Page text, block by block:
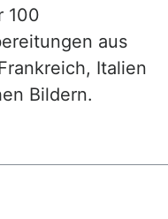
100
aus
Italien
Bildern.